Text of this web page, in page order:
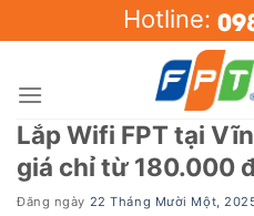
to
Hotline:
Lắp Wifi FPT tại
giá chỉ từ 180.000
Đăng ngày 22 Tháng Mười Một,